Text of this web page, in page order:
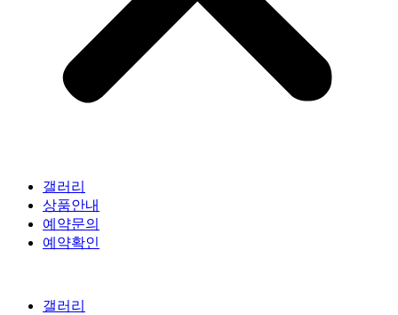
갤러리
상품안내
예약문의
예약확인
갤러리